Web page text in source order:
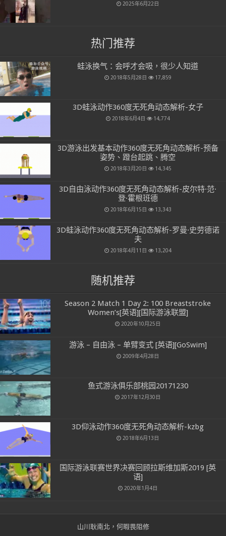
2025年6月22日
热门推荐
蛙泳换气：会呼才会吸，很少人知道
2018年5月28日 17,859
3D蛙泳动作360度无死角动态解析-女子
2018年6月4日 14,774
3D游泳出发基本动作360度无死角动态解析-预备
姿势、蹬台起跳、腾空
2018年3月20日 14,345
3D自由泳动作360度无死角动态解析-皮尔特·范·
登·霍根班德
2018年6月15日 13,343
3D蛙泳动作360度无死角动态解析-罗曼·史劳德诺
夫
2018年4月11日 13,204
随机推荐
Season 2 Match 1 Day 2: 100 Breaststroke
Women’s[英语][国际游泳联盟]
2020年10月25日
游泳 – 自由泳 – 单臂变式 [英语][GoSwim]
2009年4月28日
鱼式游泳俱乐部桃园20171230
2017年12月30日
3D仰泳动作360度无死角动态解析-kzbg
2018年6月13日
国际游泳联赛世界决赛回顾拉斯维加斯2019 [英
语]
2020年1月4日
山川耿南北，何暇畏阻修